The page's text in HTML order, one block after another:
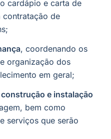
cardápio e carta de
contratação de
, coordenando os
organização dos
em geral;
e instalação
bem como
serviços que serão